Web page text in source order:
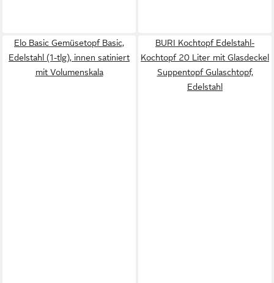
Elo Basic Gemüsetopf Basic,
Edelstahl (1-tlg), innen satiniert
mit Volumenskala
BURI Kochtopf Edelstahl-
Kochtopf 20 Liter mit Glasdeckel
Suppentopf Gulaschtopf,
Edelstahl